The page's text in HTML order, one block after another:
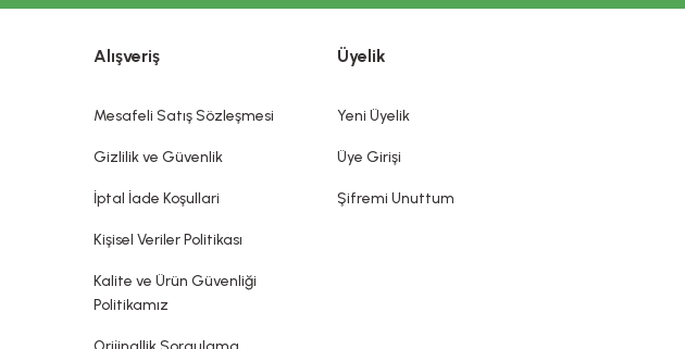
Alışveriş
Mesafeli Satış Sözleşmesi
Gizlilik ve Güvenlik
İptal İade Koşullari
Kişisel Veriler Politikası
Kalite ve Ürün Güvenliği
Politikamız
Üyelik
Yeni Üyelik
Üye Girişi
Şifremi Unuttum